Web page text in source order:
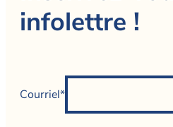
infolettre !
Courriel*